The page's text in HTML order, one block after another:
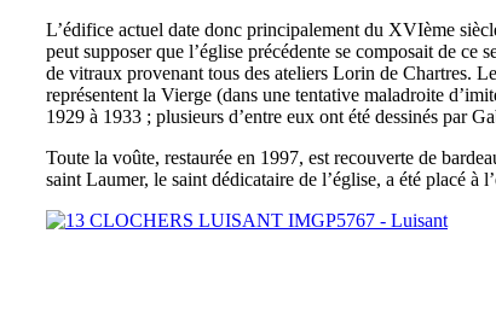
L’édifice actuel date donc principalement du XVIème
peut supposer que l’église précédente se composait de
de vitraux provenant tous des ateliers Lorin de Chartres.
représentent la Vierge (dans une tentative maladroite
1929 à 1933 ; plusieurs d’entre eux ont été dessinés par
Toute la voûte, restaurée en 1997, est recouverte de
saint Laumer, le saint dédicataire de l’église, a été placé